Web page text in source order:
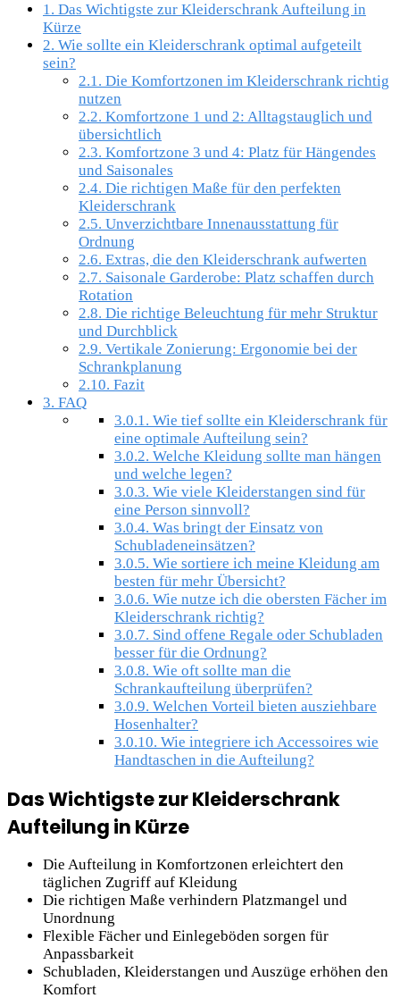
1. Das Wichtigste zur Kleiderschrank Aufteilung in
Kürze
2. Wie sollte ein Kleiderschrank optimal aufgeteilt
sein?
2.1. Die Komfortzonen im Kleiderschrank richtig
nutzen
2.2. Komfortzone 1 und 2: Alltagstauglich und
übersichtlich
2.3. Komfortzone 3 und 4: Platz für Hängendes
und Saisonales
2.4. Die richtigen Maße für den perfekten
Kleiderschrank
2.5. Unverzichtbare Innenausstattung für
Ordnung
2.6. Extras, die den Kleiderschrank aufwerten
2.7. Saisonale Garderobe: Platz schaffen durch
Rotation
2.8. Die richtige Beleuchtung für mehr Struktur
und Durchblick
2.9. Vertikale Zonierung: Ergonomie bei der
Schrankplanung
2.10. Fazit
3. FAQ
3.0.1. Wie tief sollte ein Kleiderschrank für
eine optimale Aufteilung sein?
3.0.2. Welche Kleidung sollte man hängen
und welche legen?
3.0.3. Wie viele Kleiderstangen sind für
eine Person sinnvoll?
3.0.4. Was bringt der Einsatz von
Schubladeneinsätzen?
3.0.5. Wie sortiere ich meine Kleidung am
besten für mehr Übersicht?
3.0.6. Wie nutze ich die obersten Fächer im
Kleiderschrank richtig?
3.0.7. Sind offene Regale oder Schubladen
besser für die Ordnung?
3.0.8. Wie oft sollte man die
Schrankaufteilung überprüfen?
3.0.9. Welchen Vorteil bieten ausziehbare
Hosenhalter?
3.0.10. Wie integriere ich Accessoires wie
Handtaschen in die Aufteilung?
Das Wichtigste zur Kleiderschrank
Aufteilung in Kürze
Die Aufteilung in Komfortzonen erleichtert den
täglichen Zugriff auf Kleidung
Die richtigen Maße verhindern Platzmangel und
Unordnung
Flexible Fächer und Einlegeböden sorgen für
Anpassbarkeit
Schubladen, Kleiderstangen und Auszüge erhöhen den
Komfort